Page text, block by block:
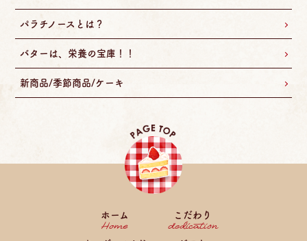
パラチノースとは？
バターは、栄養の宝庫！！
新商品/季節商品/ケーキ
ホーム こだわり